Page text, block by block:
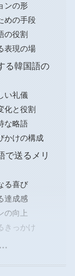
ンの形
めの手段
の役割
表現の場
る韓国語の
い礼儀
化と役割
な略語
かけの構成
で送るメリ
る喜び
達成感
の向上
きっかけ